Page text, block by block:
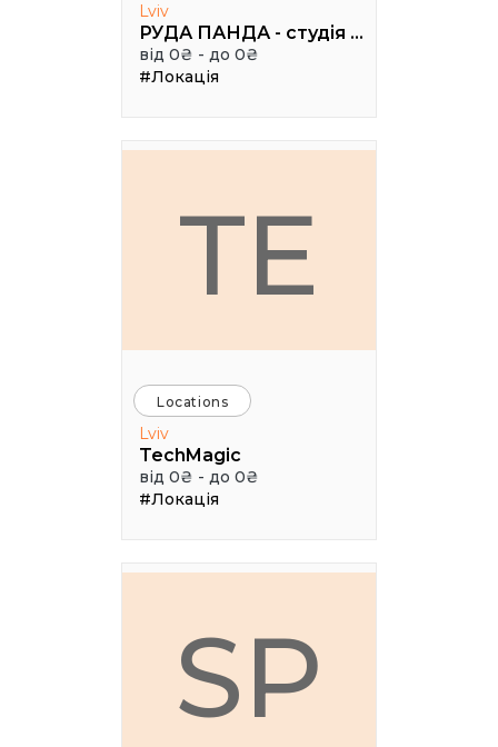
Lviv
РУДА ПАНДА - студія дитячої творчості
від 0₴ - до 0₴
#Локація
TE
Locations
Lviv
TechMagic
від 0₴ - до 0₴
#Локація
SP